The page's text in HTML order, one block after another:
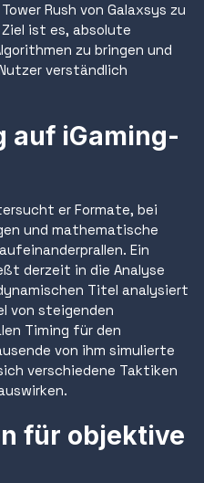
Rush von Galaxsys zu
ist es, absolute
zu bringen und
verständlich
auf iGaming-
er Formate, bei
und mathematische
Ein
derzeit in die Analyse
Titel analysiert
von steigenden
Timing für den
von ihm simulierte
verschiedene Taktiken
für objektive